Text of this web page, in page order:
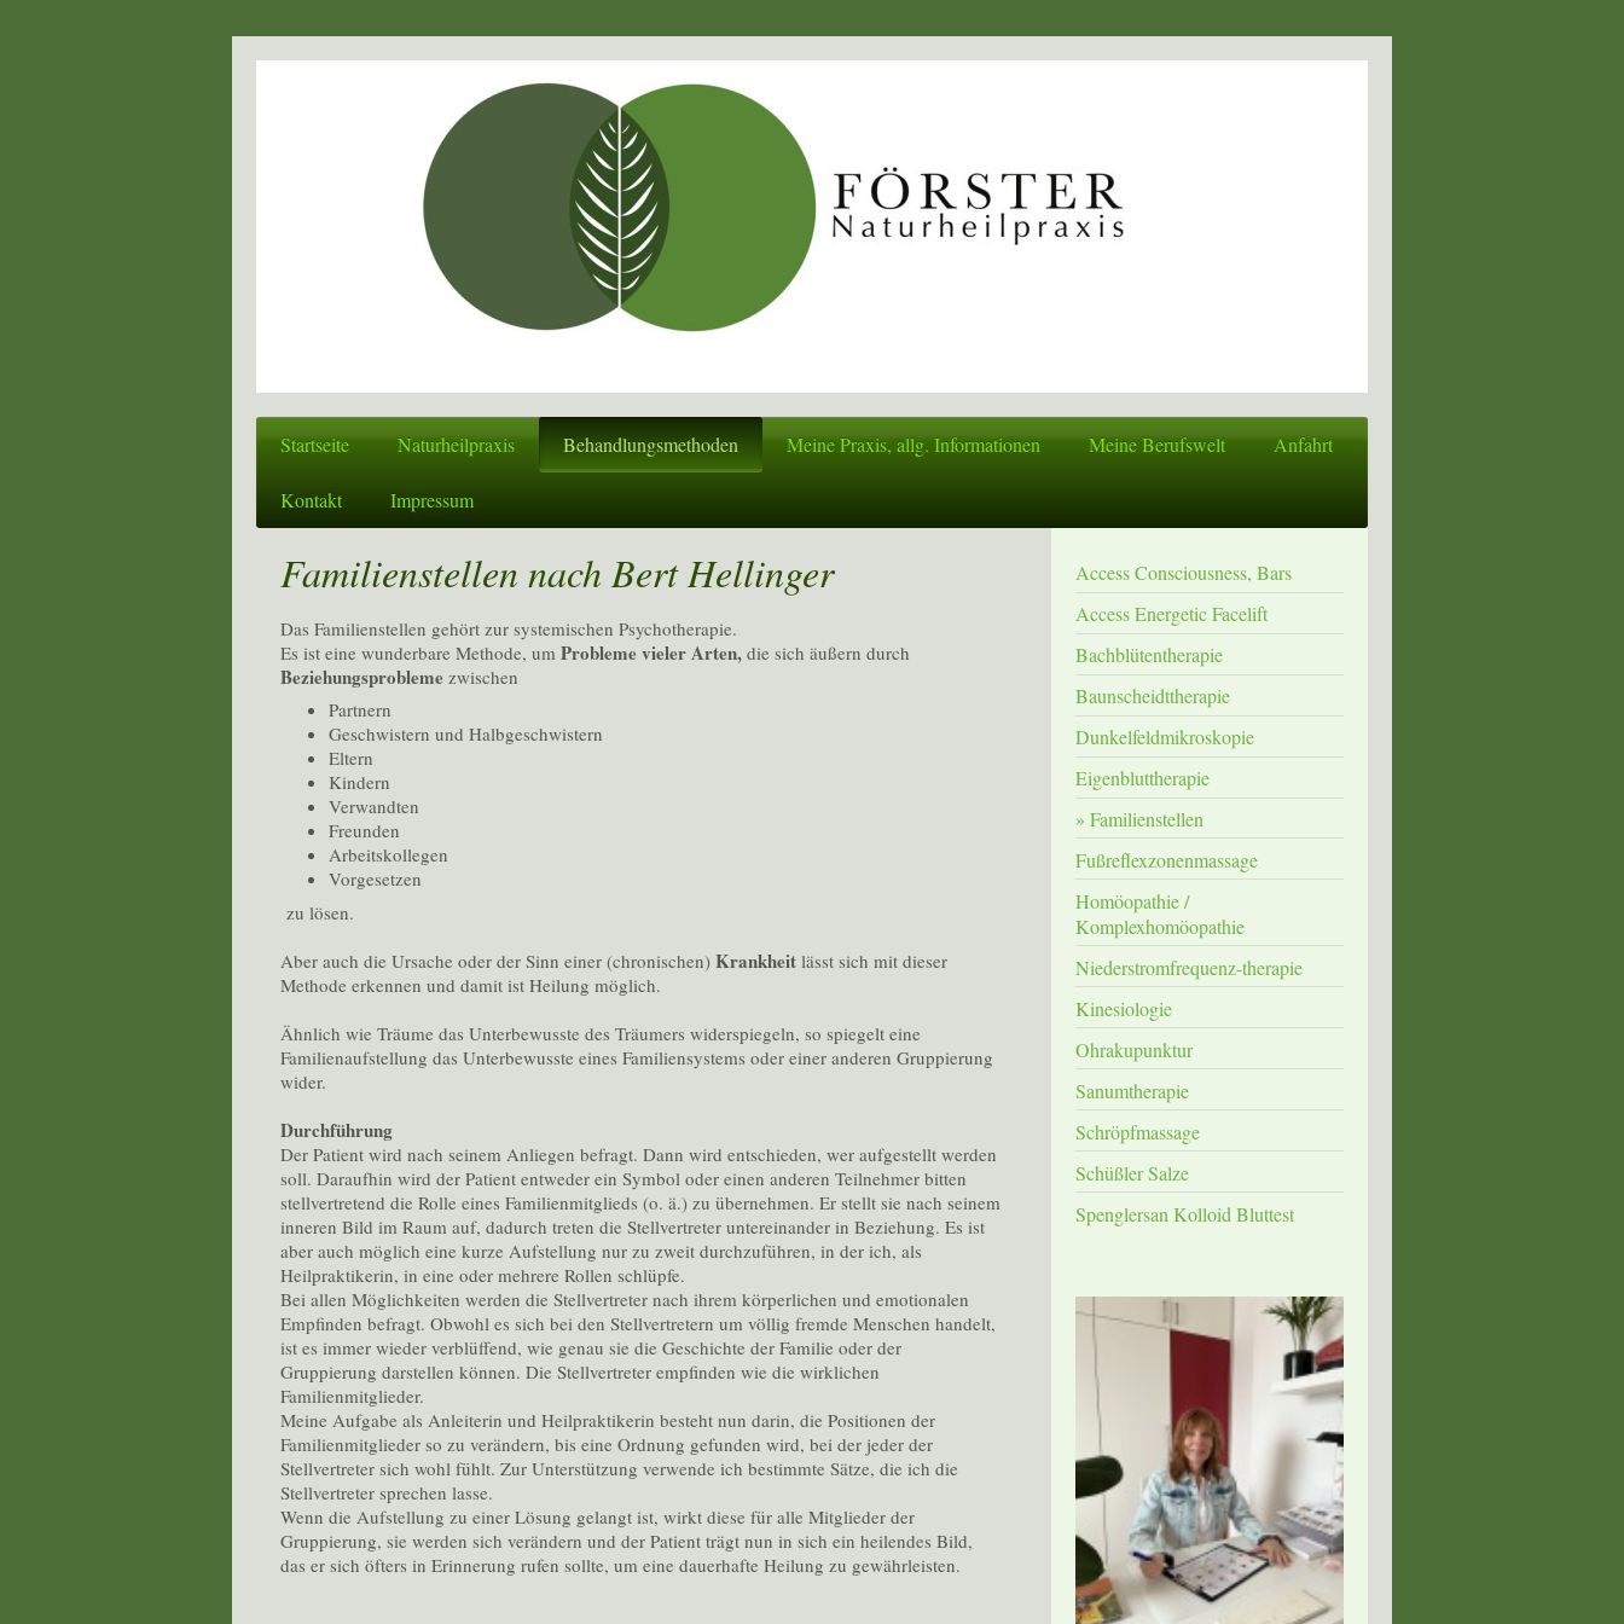
Startseite Naturheilpraxis Behandlungsmethoden Meine Praxis, allg. Informationen Meine Berufswelt Anfahrt
Kontakt Impressum
Familienstellen nach Bert Hellinger
Das Familienstellen gehört zur systemischen Psychotherapie.
Es ist eine wunderbare Methode, um Probleme vieler Arten, die sich äußern durch
Beziehungsprobleme zwischen
Partnern
Geschwistern und Halbgeschwistern
Eltern
Kindern
Verwandten
Freunden
Arbeitskollegen
Vorgesetzen
zu lösen.
Aber auch die Ursache oder der Sinn einer (chronischen) Krankheit lässt sich mit dieser
Methode erkennen und damit ist Heilung möglich.
Ähnlich wie Träume das Unterbewusste des Träumers widerspiegeln, so spiegelt eine
Familienaufstellung das Unterbewusste eines Familiensystems oder einer anderen Gruppierung
wider.
Durchführung
Der Patient wird nach seinem Anliegen befragt. Dann wird entschieden, wer aufgestellt werden
soll. Daraufhin wird der Patient entweder ein Symbol oder einen anderen Teilnehmer bitten
stellvertretend die Rolle eines Familienmitglieds (o. ä.) zu übernehmen. Er stellt sie nach seinem
inneren Bild im Raum auf, dadurch treten die Stellvertreter untereinander in Beziehung. Es ist
aber auch möglich eine kurze Aufstellung nur zu zweit durchzuführen, in der ich, als
Heilpraktikerin, in eine oder mehrere Rollen schlüpfe.
Bei allen Möglichkeiten werden die Stellvertreter nach ihrem körperlichen und emotionalen
Empfinden befragt. Obwohl es sich bei den Stellvertretern um völlig fremde Menschen handelt,
ist es immer wieder verblüffend, wie genau sie die Geschichte der Familie oder der
Gruppierung darstellen können. Die Stellvertreter empfinden wie die wirklichen
Familienmitglieder.
Meine Aufgabe als Anleiterin und Heilpraktikerin besteht nun darin, die Positionen der
Familienmitglieder so zu verändern, bis eine Ordnung gefunden wird, bei der jeder der
Stellvertreter sich wohl fühlt. Zur Unterstützung verwende ich bestimmte Sätze, die ich die
Stellvertreter sprechen lasse.
Wenn die Aufstellung zu einer Lösung gelangt ist, wirkt diese für alle Mitglieder der
Gruppierung, sie werden sich verändern und der Patient trägt nun in sich ein heilendes Bild,
das er sich öfters in Erinnerung rufen sollte, um eine dauerhafte Heilung zu gewährleisten.
Access Consciousness, Bars
Access Energetic Facelift
Bachblütentherapie
Baunscheidttherapie
Dunkelfeldmikroskopie
Eigenbluttherapie
Familienstellen
Fußreflexzonenmassage
Homöopathie /
Komplexhomöopathie
Niederstromfrequenz-therapie
Kinesiologie
Ohrakupunktur
Sanumtherapie
Schröpfmassage
Schüßler Salze
Spenglersan Kolloid Bluttest